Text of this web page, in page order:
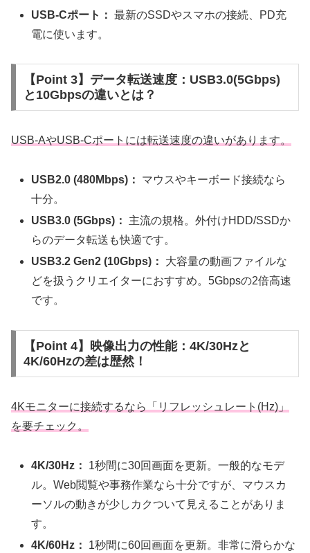
USB-Cポート： 最新のSSDやスマホの接続、PD充
電に使います。
【Point 3】データ転送速度：USB3.0(5Gbps)
と10Gbpsの違いとは？
USB-AやUSB-Cポートには転送速度の違いがあります。
USB2.0 (480Mbps)：
マウスやキーボード接続なら
十分。
USB3.0 (5Gbps)：
主流の規格。外付けHDD/SSDか
らのデータ転送も快適です。
USB3.2 Gen2 (10Gbps)：
大容量の動画ファイルな
どを扱うクリエイターにおすすめ。5Gbpsの2倍高速
です。
【Point 4】映像出力の性能：4K/30Hzと
4K/60Hzの差は歴然！
4Kモニターに接続するなら「リフレッシュレート(Hz)」
を要チェック。
4K/30Hz：
1秒間に30回画面を更新。一般的なモデ
ル。Web閲覧や事務作業なら十分ですが、マウスカ
ーソルの動きが少しカクついて見えることがありま
す。
4K/60Hz：
1秒間に60回画面を更新。非常に滑らかな